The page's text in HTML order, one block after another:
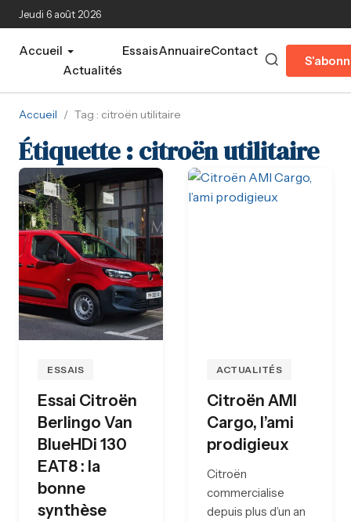
Aller au contenu principal
Jeudi 6 août 2026
Accueil
Actualités
EssaisAnnuaireContact
Accueil / Tag : citroën utilitaire
Étiquette :citroën utilitaire
ESSAIS
Essai Citroën
Berlingo Van
BlueHDi 130
EAT8 : la
bonne
synthèse
ACTUALITÉS
Citroën AMI
Cargo, l’ami
prodigieux
Citroën
commercialise
depuis plus d’un an